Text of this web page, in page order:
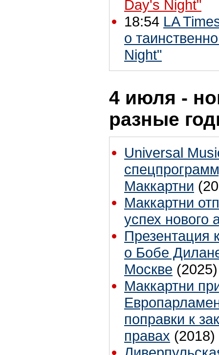
Day's Night"
18:54 LA
о
Night"
4 июля -
разные
Universal
Маккартни
Маккартни
успех нового
Презентация
о Бобе
Москве (2025)
Маккартни
поправки к
правах (2018)